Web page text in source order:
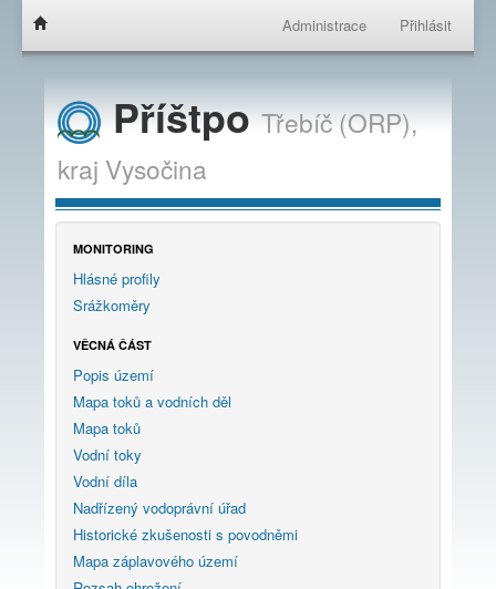
Administrace Přihlásit
PříštpoTřebíč (ORP),
kraj Vysočina
MONITORING
Hlásné profily
Srážkoměry
VĚCNÁ ČÁST
Popis území
Mapa toků a vodních děl
Mapa toků
Vodní toky
Vodní díla
Nadřízený vodoprávní úřad
Historické zkušenosti s povodněmi
Mapa záplavového území